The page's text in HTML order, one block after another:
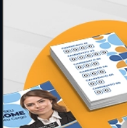
PRODUTOS
Adesivos
Pastas
Ímãs
Cartão de Visita